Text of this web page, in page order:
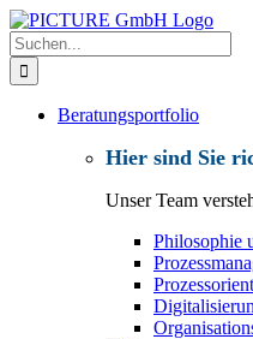
Zum
Inhalt
springen
Suche
nach:
Beratungsportfolio
Hier sind Sie
Unser Team
Philosophie